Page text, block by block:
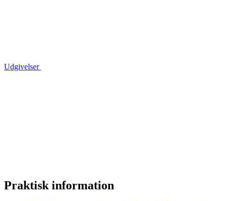
Udgivelser
Praktisk information